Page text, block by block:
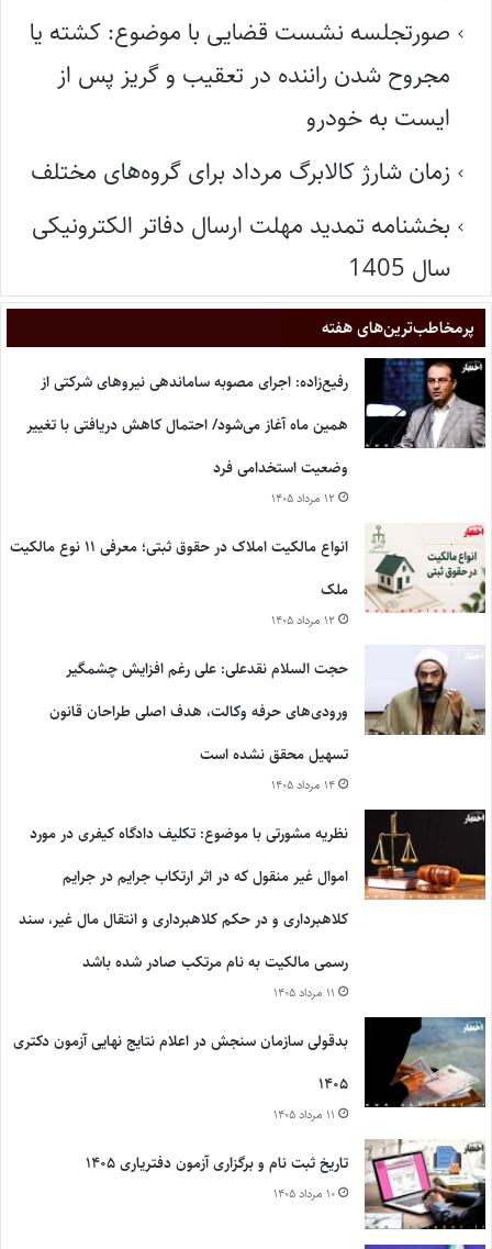
صورتجلسه نشست قضایی با موضوع: کشته یا
مجروح شدن راننده در تعقیب و گریز پس از
ایست به خودرو
زمان شارژ کالابرگ مرداد برای گروه‌های مختلف
بخشنامه تمدید مهلت ارسال دفاتر الکترونیکی
سال 1405
پر‌مخاطب‌ترین‌های هفته
رفیع‌زاده: اجرای مصوبه ساماندهی نیروهای شرکتی از
همین ماه آغاز می‌شود/ احتمال کاهش دریافتی با تغییر
وضعیت استخدامی فرد
۱۲ مرداد ۱۴۰۵
انواع مالکیت املاک در حقوق ثبتی؛ معرفی ۱۱ نوع مالکیت
ملک
۱۲ مرداد ۱۴۰۵
حجت السلام نقدعلی: علی رغم افزایش چشمگیر
ورودی‌های حرفه وکالت، هدف اصلی طراحان قانون
تسهیل محقق نشده است
۱۴ مرداد ۱۴۰۵
نظریه مشورتی با موضوع: تکلیف دادگاه کیفری در مورد
اموال غیر منقول که در اثر ارتکاب جرایم در جرایم
کلاهبرداری و در حکم کلاهبرداری و انتقال مال غیر، سند
رسمی مالکیت به نام مرتکب صادر شده باشد
۱۱ مرداد ۱۴۰۵
بدقولی سازمان سنجش در اعلام نتایج نهایی آزمون دکتری
۱۴۰۵
۱۱ مرداد ۱۴۰۵
تاریخ ثبت نام و برگزاری آزمون دفتریاری ۱۴۰۵
۱۰ مرداد ۱۴۰۵